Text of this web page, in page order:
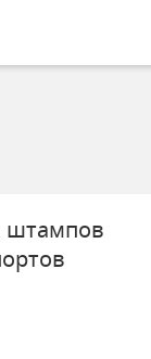
штампов